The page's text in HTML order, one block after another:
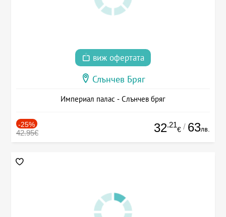
виж офертата
Слънчев Бряг
Империал палас - Слънчев бряг
-25%
42.95€ 32.21
€ / 63лв.